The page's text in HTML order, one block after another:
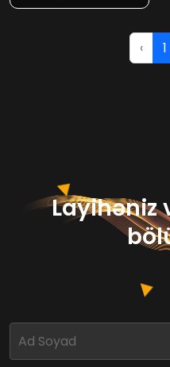
‹ 1
Layihəniz